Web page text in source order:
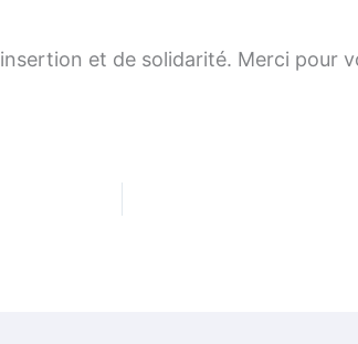
et de solidarité. Merci pour